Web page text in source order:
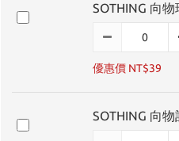
SOTHING 向
優惠價 NT$39
SOTHING 向